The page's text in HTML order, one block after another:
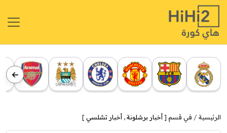
الرئيسية في قسم [ أخبار برشلونة , أخبار تشلسي ]